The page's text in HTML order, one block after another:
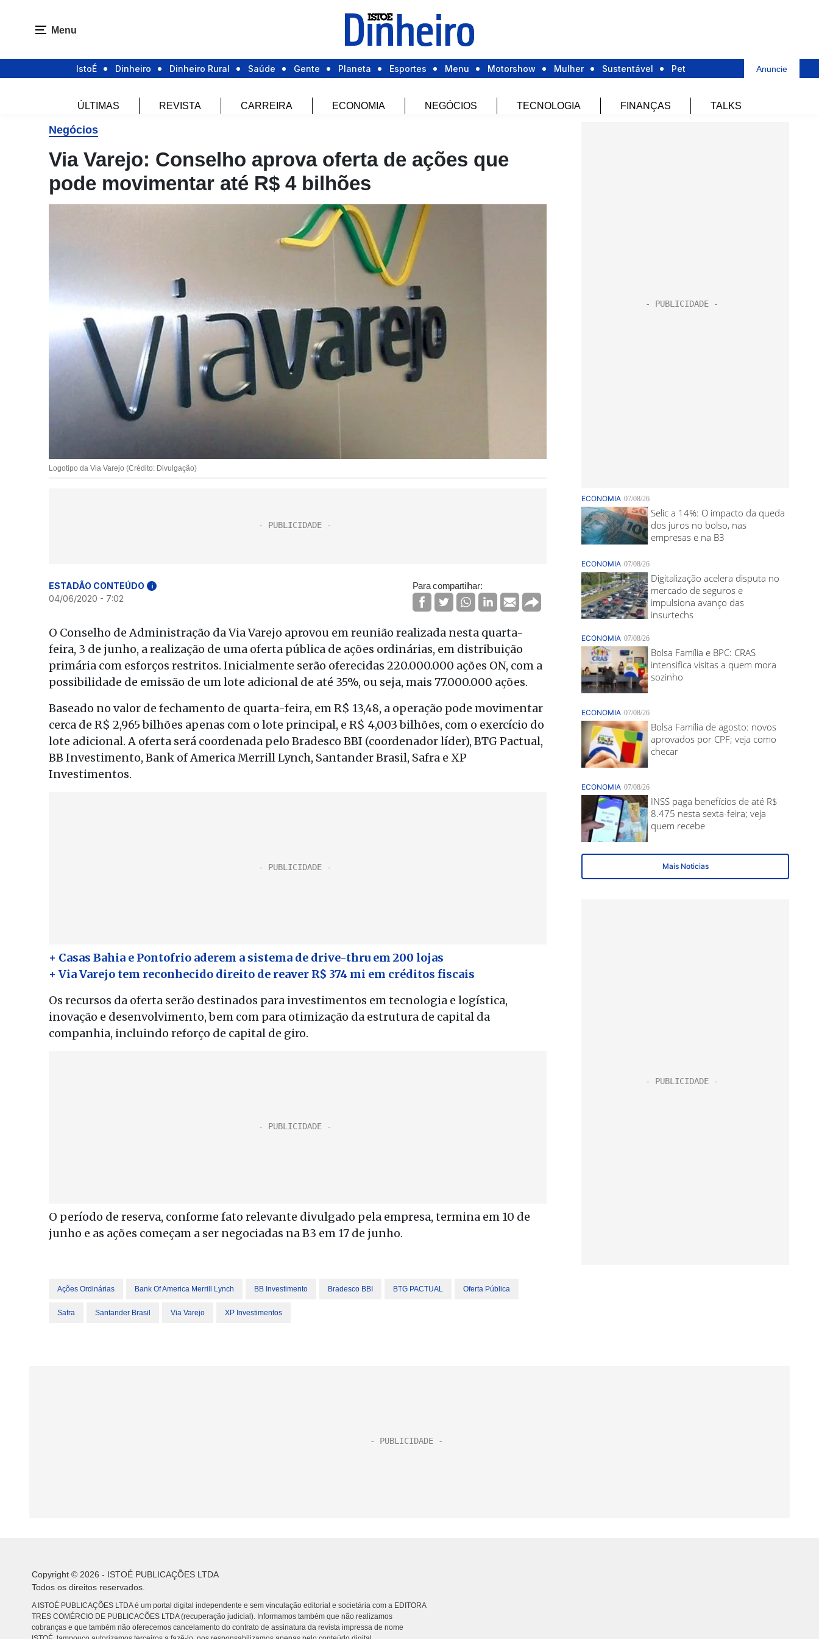
Menu
IstoÉ Dinheiro Dinheiro Rural Saúde Gente Planeta Esportes Menu Motorshow Mulher Sustentável Pet Anuncie
ÚLTIMAS REVISTA CARREIRA ECONOMIA NEGÓCIOS TECNOLOGIA FINANÇAS TALKS
Negócios
Via Varejo: Conselho aprova oferta de ações que
pode movimentar até R$ 4 bilhões
Logotipo da Via Varejo (Crédito: Divulgação)
ESTADÃO CONTEÚDO i
04/06/2020 - 7:02
Para compartilhar:
O Conselho de Administração da Via Varejo aprovou em reunião realizada nesta quarta-
feira, 3 de junho, a realização de uma oferta pública de ações ordinárias, em distribuição
primária com esforços restritos. Inicialmente serão oferecidas 220.000.000 ações ON, com a
possibilidade de emissão de um lote adicional de até 35%, ou seja, mais 77.000.000 ações.
Baseado no valor de fechamento de quarta-feira, em R$ 13,48, a operação pode movimentar
cerca de R$ 2,965 bilhões apenas com o lote principal, e R$ 4,003 bilhões, com o exercício do
lote adicional. A oferta será coordenada pelo Bradesco BBI (coordenador líder), BTG Pactual,
BB Investimento, Bank of America Merrill Lynch, Santander Brasil, Safra e XP
Investimentos.
+ Casas Bahia e Pontofrio aderem a sistema de drive-thru em 200 lojas
+ Via Varejo tem reconhecido direito de reaver R$ 374 mi em créditos fiscais
Os recursos da oferta serão destinados para investimentos em tecnologia e logística,
inovação e desenvolvimento, bem com para otimização da estrutura de capital da
companhia, incluindo reforço de capital de giro.
O período de reserva, conforme fato relevante divulgado pela empresa, termina em 10 de
junho e as ações começam a ser negociadas na B3 em 17 de junho.
Ações Ordinárias Bank Of America Merrill Lynch BB Investimento Bradesco BBI BTG PACTUAL Oferta Pública
Safra Santander Brasil Via Varejo XP Investimentos
Copyright © 2026 - ISTOÉ PUBLICAÇÕES LTDA
Todos os direitos reservados.
A ISTOÉ PUBLICAÇÕES LTDA é um portal digital independente e sem vinculação editorial e societária com a EDITORA
TRES COMÉRCIO DE PUBLICACÕES LTDA (recuperação judicial). Informamos também que não realizamos
cobranças e que também não oferecemos cancelamento do contrato de assinatura da revista impressa de nome